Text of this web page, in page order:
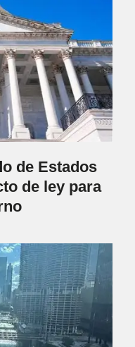
de Estados
de ley para